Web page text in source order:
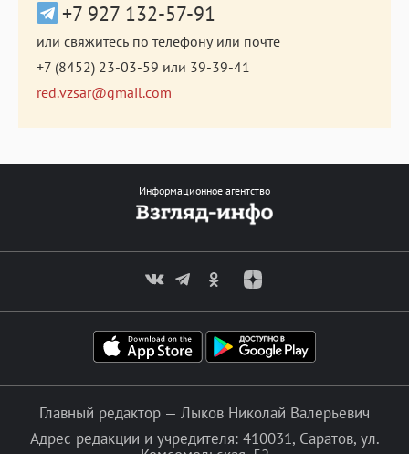
+7 927 132-57-91
или свяжитесь по телефону или почте
+7 (8452) 23-03-59 или 39-39-41
red.vzsar@gmail.com
Информационное агентство
Главный редактор — Лыков Николай Валерьевич
Адрес редакции и учредителя: 410031, Саратов, ул.